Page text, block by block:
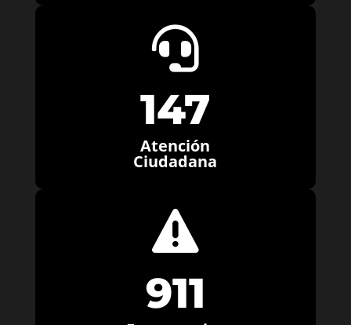

147
Atención
Ciudadana

911